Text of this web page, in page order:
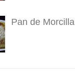
Pan de Morcilla